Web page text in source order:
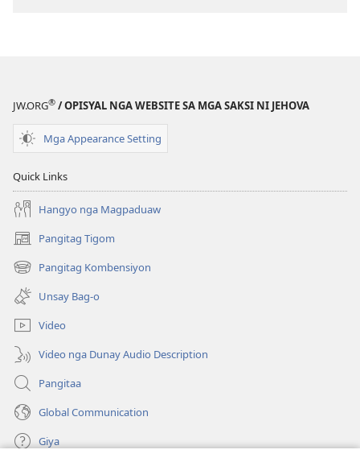
Translation
Translation
JW.ORG® / OPISYAL NGA WEBSITE SA MGA SAKSI NI JEHOVA
Mga Appearance Setting
Quick Links
Hangyo nga Magpaduaw
Pangitag Tigom
(mo-
open
ug
bag-
ong
window)
Pangitag Kombensiyon
(mo-
open
ug
bag-
ong
window)
Unsay Bag-o
Video
Video nga Dunay Audio Description
Pangitaa
Global Communication
Giya